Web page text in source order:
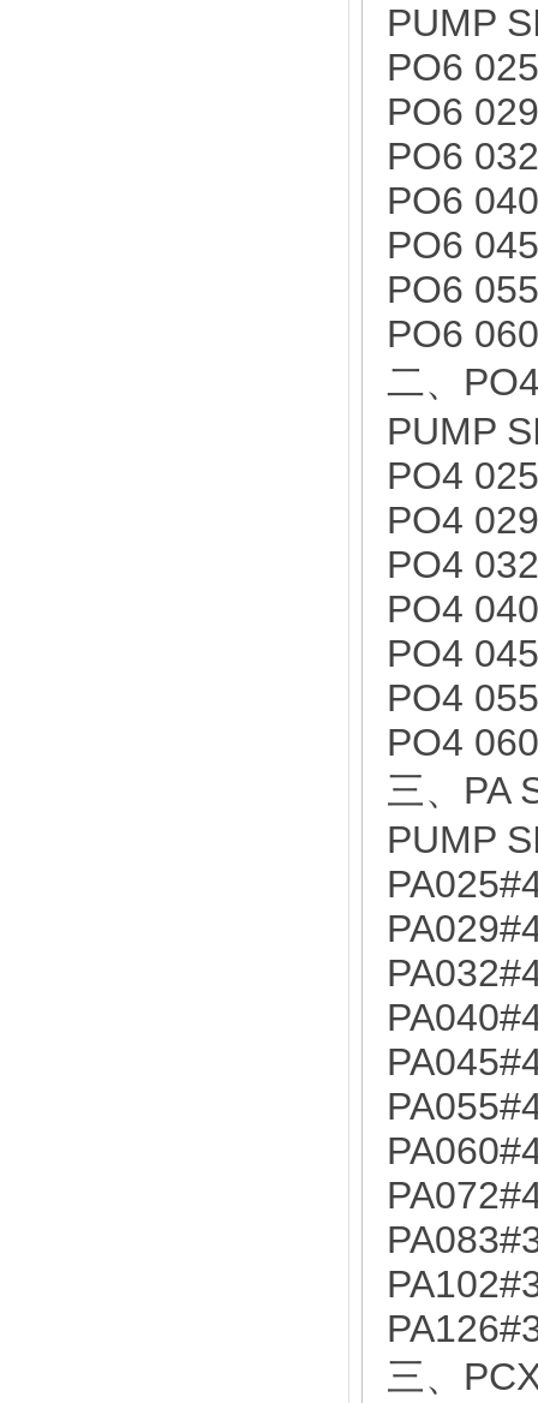
PUMP
PO6
PO6
PO6
PO6
PO6
PO6
PO6
二、
PUMP
PO4
PO4
PO4
PO4
PO4
PO4
PO4
三、PA
PUMP
三、